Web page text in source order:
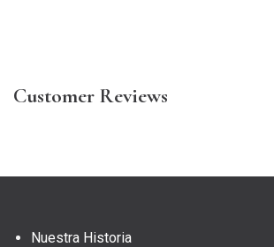
Customer Reviews
Nuestra Historia